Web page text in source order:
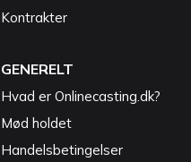
Kontrakter
GENERELT
Hvad er Onlinecasting.dk?
Mød holdet
Handelsbetingelser